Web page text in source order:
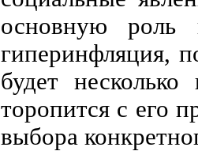
основную роль
гиперинфляция,
будет
торопится с его
выбора